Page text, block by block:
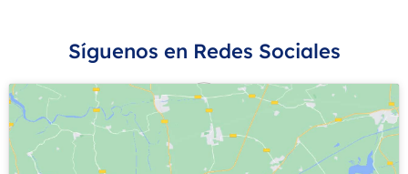
Síguenos en Redes Sociales